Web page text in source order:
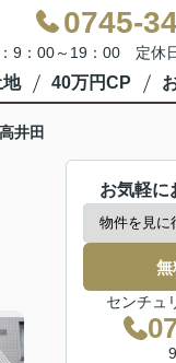
0745-
9：00～19：00 定休
40万円CP
井田
お気軽に
無
センチュ